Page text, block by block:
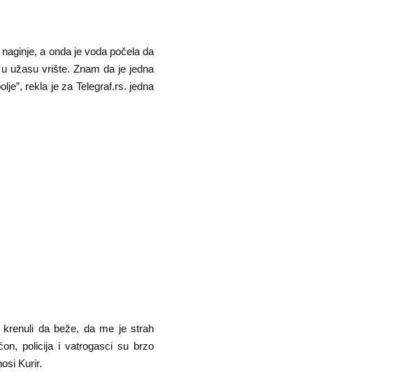
a onda je voda počela da
užasu vrište. Znam da je jedna
rekla je za Telegraf.rs. jedna
da beže, da me je strah
policija i vatrogasci su brzo
Kurir.